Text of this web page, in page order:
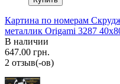
Картина по номерам
металлик Origami 3287
В наличии
647.00 грн.
2 отзыв(-ов)